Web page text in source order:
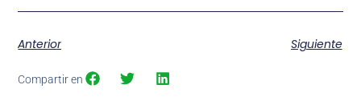
Anterior Siguiente
Compartir en